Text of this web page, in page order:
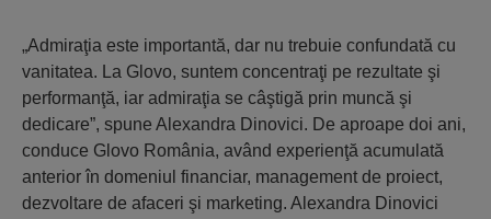
„Admiraţia este importantă, dar nu trebuie confundată cu
vanitatea. La Glovo, suntem concentraţi pe rezultate şi
performanţă, iar admiraţia se câştigă prin muncă şi
dedicare”, spune Alexandra Dinovici. De aproape doi ani,
conduce Glovo România, având experienţă acumulată
anterior în domeniul financiar, management de proiect,
dezvoltare de afaceri şi marketing. Alexandra Dinovici